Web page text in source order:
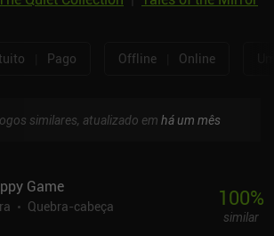
Pago Offline Online
similares, atualizado em há um mês
Game
Quebra-cabeça
100%
similar